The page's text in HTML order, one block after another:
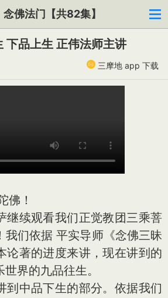
佛法门【共82集】
下品上生 正伟法师主讲
三摩地 app 下载
佛！
继续观看我们正觉教团三乘菩
我们依据 平实导师《念佛三昧
论著的进度来讲，现在讲到的
界的九品往生。
到中品下生的部分。依据我们